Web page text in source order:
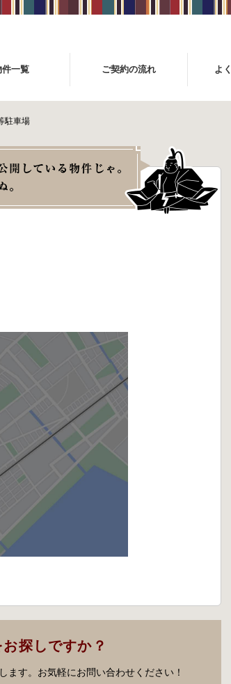
件一覧 ご契約の流れ よ
駐車場
探しですか？
ます。お気軽にお問い合わせください！